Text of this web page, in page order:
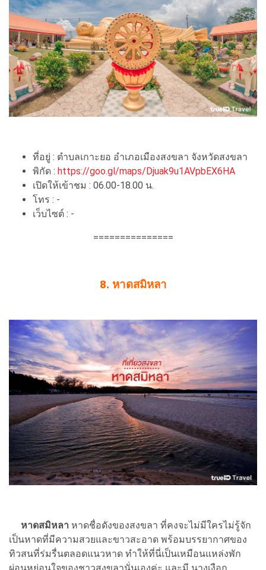
ที่อยู่ : ตำบลเกาะยอ อำเภอเมืองสงขลา จังหวัดสงขลา
พิกัด : https://goo.gl/maps/Djuak9u1AVpbEX6HA
เปิดให้เข้าชม : 06.00-18.00 น.
โทร : -
เว็บไซต์ : -
===============
8. หาดสมิหลา
หาดสมิหลา หาดชื่อดังของสงขลา ที่คงจะไม่มีใครไม่รู้จัก
เป็นหาดที่มีความสวยและขาวสะอาด พร้อมบรรยากาศของ
ทิวสนที่ร่มรื่นตลอดแนวหาด ทำให้ที่นี่เป็นเหมือนแหล่งพัก
ผ่อนหย่อนใจของชาวสงขลานั่นเองค่ะ และมี นางเงือก